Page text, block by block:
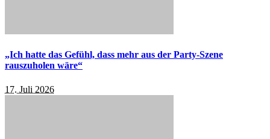
„Ich hatte das Gefühl, dass mehr aus der Party-Szene
rauszuholen wäre“
17. Juli 2026